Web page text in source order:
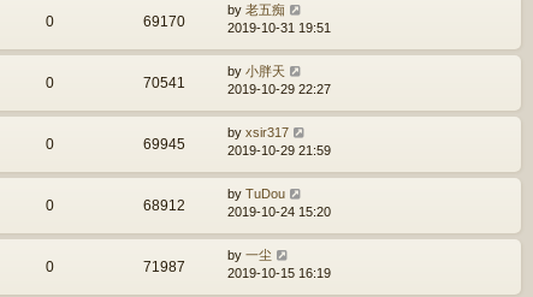
0 69170
by 老五痴
2019-10-31 19:51
0 70541
by 小胖天
2019-10-29 22:27
0 69945
by xsir317
2019-10-29 21:59
0 68912
by TuDou
2019-10-24 15:20
0 71987
by 一尘
2019-10-15 16:19